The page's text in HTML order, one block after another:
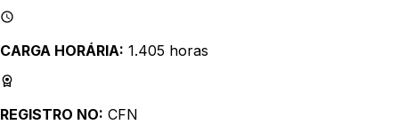
CARGA HORÁRIA: 1.405 horas
REGISTRO NO: CFN